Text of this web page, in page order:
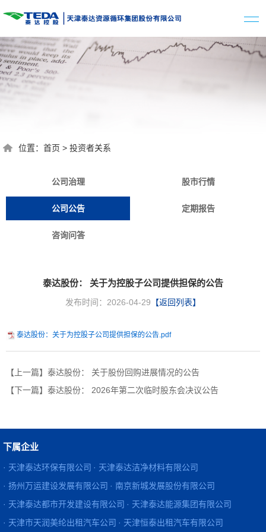
位置： 首页 > 投资者关系
公司治理 股市行情
公司公告 定期报告
咨询问答
泰达股份： 关于为控股子公司提供担保的公告
发布时间：2026-04-29 【返回列表】
泰达股份：关于为控股子公司提供担保的公告.pdf
【上一篇】泰达股份： 关于股份回购进展情况的公告
【下一篇】泰达股份： 2026年第二次临时股东会决议公告
下属企业
· 天津泰达环保有限公司 · 天津泰达洁净材料有限公司
· 扬州万运建设发展有限公司 · 南京新城发展股份有限公司
· 天津泰达都市开发建设有限公司 · 天津泰达能源集团有限公司
· 天津市天润美纶出租汽车公司 · 天津恒泰出租汽车有限公司